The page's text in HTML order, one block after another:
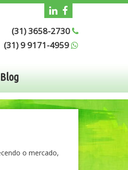
(31) 3658-2730
(31) 9 9171-4959
Blog
o mercado,